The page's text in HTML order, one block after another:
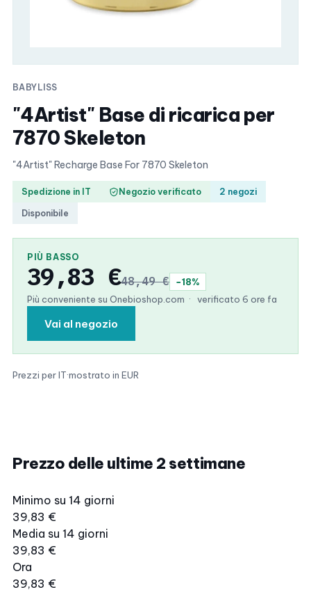
BABYLISS
"4Artist" Base di ricarica per
7870 Skeleton
"4Artist" Recharge Base For 7870 Skeleton
Spedizione in IT Negozio verificato
2 negozi
Disponibile
PIÙ BASSO
39,83 €48,49 €
−18%
Più conveniente su Onebioshop.com · verificato 6 ore fa
Vai al negozio
Prezzi per IT·mostrato in EUR
Prezzo delle ultime 2 settimane
Minimo su 14 giorni
39,83 €
Media su 14 giorni
39,83 €
Ora
39,83 €